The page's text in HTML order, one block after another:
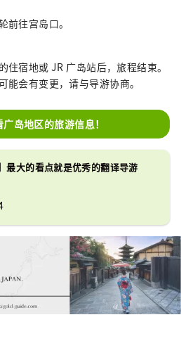
前往宫岛口。
住宿地或 JR 广岛站后，旅程结束。
能会有变更，请与导游协商。
岛地区的旅游信息！
最大的看点就是优秀的翻译导游